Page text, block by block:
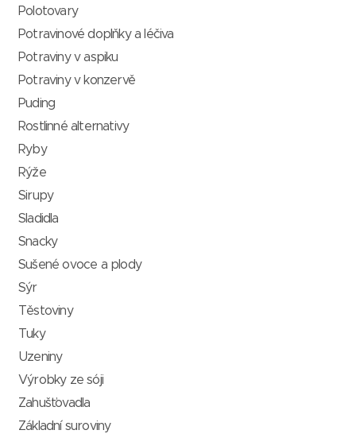
Polotovary
Potravinové doplňky a léčiva
Potraviny v aspiku
Potraviny v konzervě
Puding
Rostlinné alternativy
Ryby
Rýže
Sirupy
Sladidla
Snacky
Sušené ovoce a plody
Sýr
Těstoviny
Tuky
Uzeniny
Výrobky ze sóji
Zahušťovadla
Základní suroviny